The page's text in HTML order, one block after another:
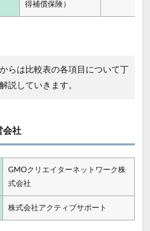
得補償保険）
らは比較表の各項目について丁
説していきます。
会社
GMOクリエイターネットワーク株
式会社
株式会社アクティブサポート